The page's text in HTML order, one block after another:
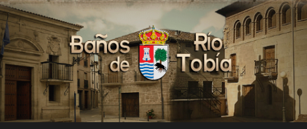
Saltar
al
contenido
Buscar
Baños de Río Tobía